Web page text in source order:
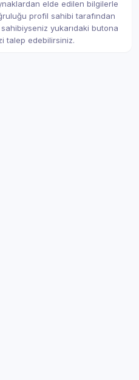
elde edilen bilgilerle
profil sahibi tarafından
yukarıdaki butona
talep edebilirsiniz.